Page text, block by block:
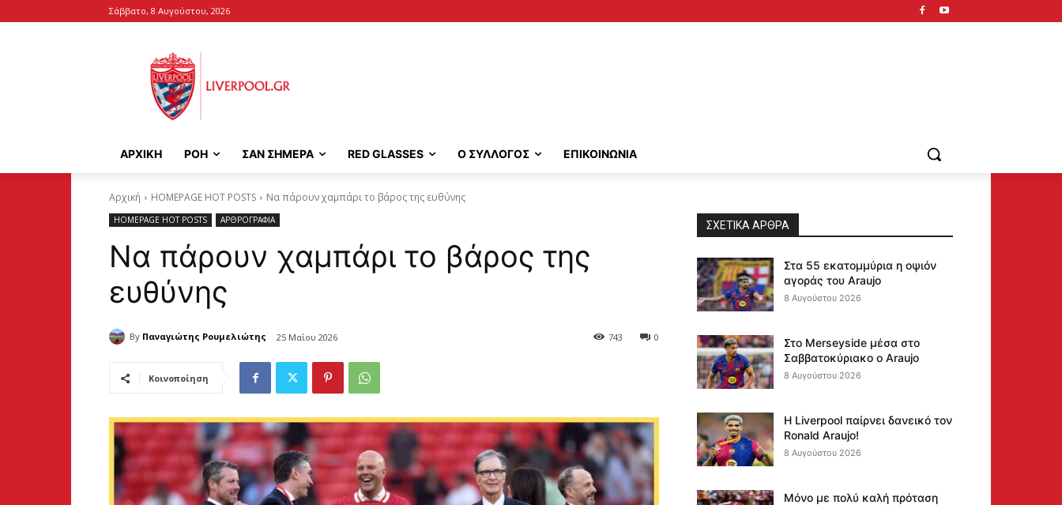
Σάββατο, 8 Αυγούστου, 2026
ΑΡΧΙΚΉ ΡΟΗ ΣΑΝ ΣΗΜΕΡΑ RED GLASSES Ο ΣΥΛΛΟΓΟΣ ΕΠΙΚΟΙΝΩΝΙΑ
Αρχική HOMEPAGE HOT POSTS Να πάρουν χαμπάρι το βάρος της ευθύνης
HOMEPAGE HOT POSTS ΑΡΘΡΟΓΡΑΦΙΑ
Να πάρουν χαμπάρι το βάρος της
ευθύνης
By Παναγιώτης Ρουμελιώτης 25 Μαΐου 2026 0
743
Κοινοποίηση
ΣΧΕΤΙΚΆ ΆΡΘΡΑ
Στα 55 εκατομμύρια η οψιόν
αγοράς του Araujo
8 Αυγούστου 2026
Στο Merseyside μέσα στο
Σαββατοκύριακο ο Araujo
8 Αυγούστου 2026
Η Liverpool παίρνει δανεικό τον
Ronald Araujo!
8 Αυγούστου 2026
Μόνο με πολύ καλή πρόταση